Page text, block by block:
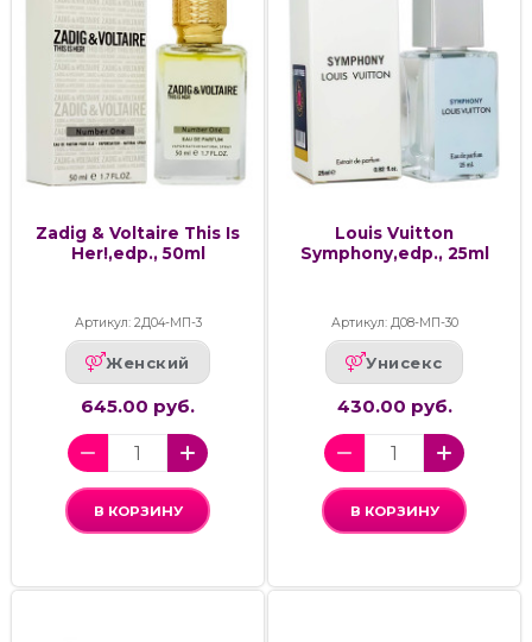
Zadig & Voltaire This Is
Her!,edp., 50ml
Артикул: 2Д04-МП-3
Женский
645.00 руб.
В КОРЗИНУ
Louis Vuitton
Symphony,edp., 25ml
Артикул: Д08-МП-30
Унисекс
430.00 руб.
В КОРЗИНУ